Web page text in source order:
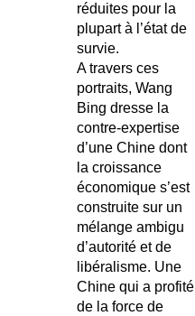
réduites pour la
plupart à l’état de
survie.
A travers ces
portraits, Wang
Bing dresse la
contre-expertise
d’une Chine dont
la croissance
économique s’est
construite sur un
mélange ambigu
d’autorité et de
libéralisme. Une
Chine qui a profité
de la force de